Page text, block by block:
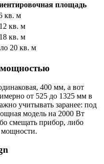
площадь
кв. м
кв. м
кв. м
20 кв. м
мощностью
400 мм, а вот
от 525 до 1325 мм в
учитывать заранее: под
модель на 2000 Вт
смещать прибор, либо
мощности.